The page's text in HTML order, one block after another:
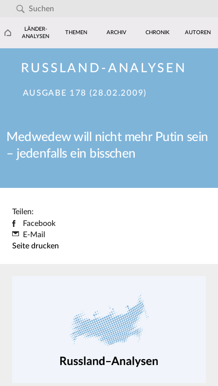
LÄNDER-
ANALYSEN
THEMEN ARCHIV CHRONIK AUTOREN
RUSSLAND-ANALYSEN
AUSGABE 178 (28.02.2009)
Medwedew will nicht mehr Putin sein
– jedenfalls ein bisschen
Teilen:
Facebook
E-Mail
Seite drucken